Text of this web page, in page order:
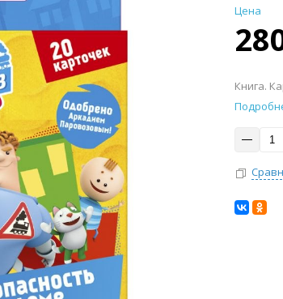
Цена
Книга.